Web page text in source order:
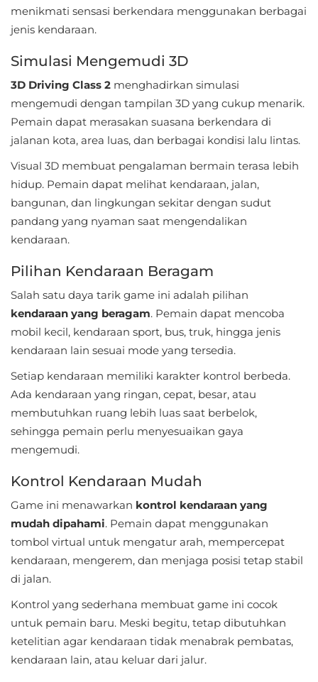
Auto
&
Beauty
Books
&
Buku
Referensi
Business
Comics
Communication
Education
Emulator
Finance
Food
&
Drink
Health
&
menikmati sensasi berkendara menggunakan berbagai
jenis kendaraan.
Simulasi Mengemudi 3D
3D Driving Class 2 menghadirkan simulasi
mengemudi dengan tampilan 3D yang cukup menarik.
Pemain dapat merasakan suasana berkendara di
jalanan kota, area luas, dan berbagai kondisi lalu lintas.
Visual 3D membuat pengalaman bermain terasa lebih
hidup. Pemain dapat melihat kendaraan, jalan,
bangunan, dan lingkungan sekitar dengan sudut
pandang yang nyaman saat mengendalikan
kendaraan.
Pilihan Kendaraan Beragam
Salah satu daya tarik game ini adalah pilihan
kendaraan yang beragam. Pemain dapat mencoba
mobil kecil, kendaraan sport, bus, truk, hingga jenis
kendaraan lain sesuai mode yang tersedia.
Setiap kendaraan memiliki karakter kontrol berbeda.
Ada kendaraan yang ringan, cepat, besar, atau
membutuhkan ruang lebih luas saat berbelok,
sehingga pemain perlu menyesuaikan gaya
mengemudi.
Kontrol Kendaraan Mudah
Game ini menawarkan kontrol kendaraan yang
mudah dipahami. Pemain dapat menggunakan
tombol virtual untuk mengatur arah, mempercepat
kendaraan, mengerem, dan menjaga posisi tetap stabil
di jalan.
Kontrol yang sederhana membuat game ini cocok
untuk pemain baru. Meski begitu, tetap dibutuhkan
ketelitian agar kendaraan tidak menabrak pembatas,
kendaraan lain, atau keluar dari jalur.